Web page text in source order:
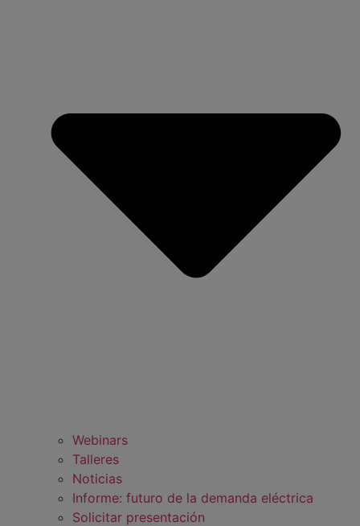
Webinars
Talleres
Noticias
Informe: futuro de la demanda eléctrica
Solicitar presentación